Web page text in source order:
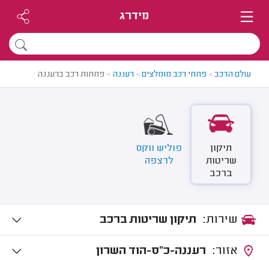
מידרג
עולם הרכב> פחחי רכב מומלצים> רעננה > פחחות רכב ברעננה
תיקון
שריטות
ברכב
פוליש ווקס
לרצפה
תיקון שריטות ברכב
רעננה-כ"ס-הוד השרון